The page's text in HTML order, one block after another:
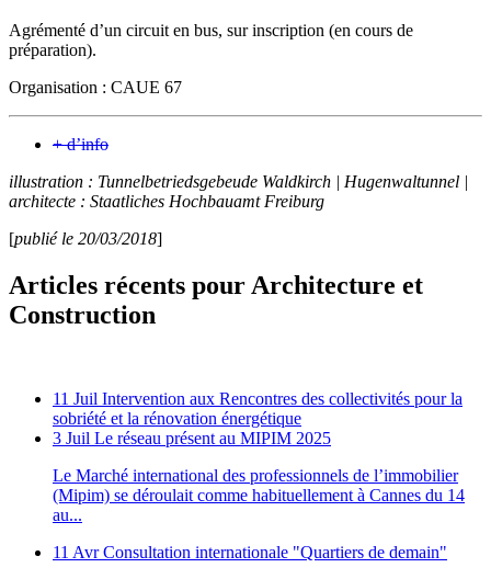
Agrémenté d’un circuit en bus, sur inscription (en cours de
préparation).
Organisation : CAUE 67
+ d’info
illustration : Tunnelbetriedsgebeude Waldkirch | Hugenwaltunnel |
architecte : Staatliches Hochbauamt Freiburg
[publié le 20/03/2018]
Articles récents pour Architecture et
Construction
11 Juil Intervention aux Rencontres des collectivités pour la
sobriété et la rénovation énergétique
3 Juil Le réseau présent au MIPIM 2025
Le Marché international des professionnels de l’immobilier
(Mipim) se déroulait comme habituellement à Cannes du 14
au...
11 Avr Consultation internationale "Quartiers de demain"